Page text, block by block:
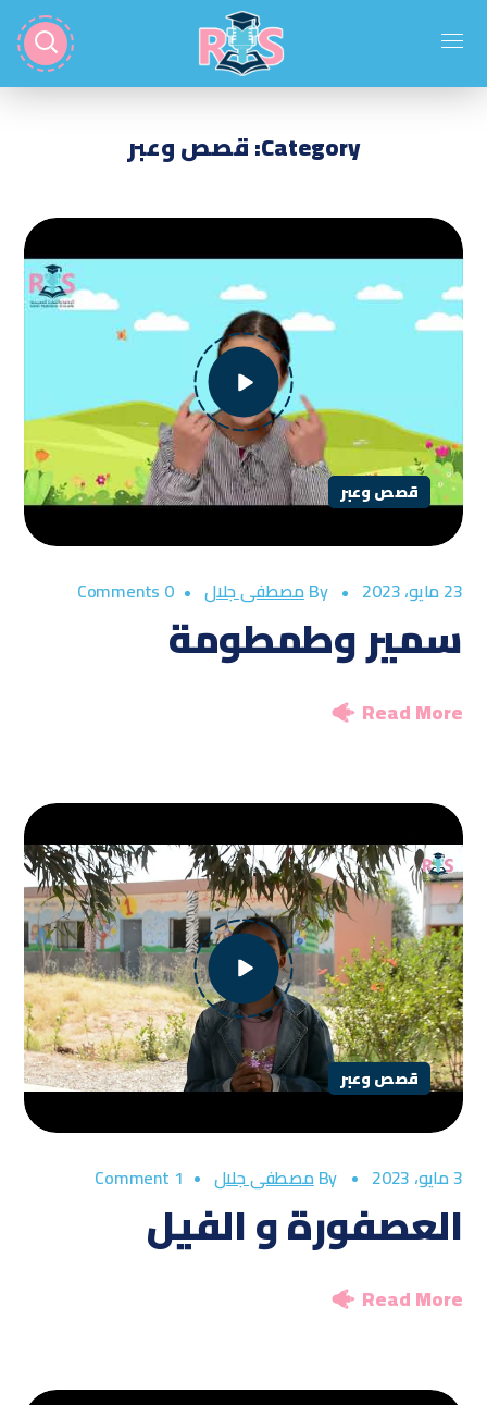
Category: قصص وعبر
قصص وعبر
23 مايو، 2023 By مصطفى جلال 0 Comments
سمير وطمطومة
Read More
قصص وعبر
3 مايو، 2023 مصطفى جلال 1 Comment
العصفورة و الفيل
Read More